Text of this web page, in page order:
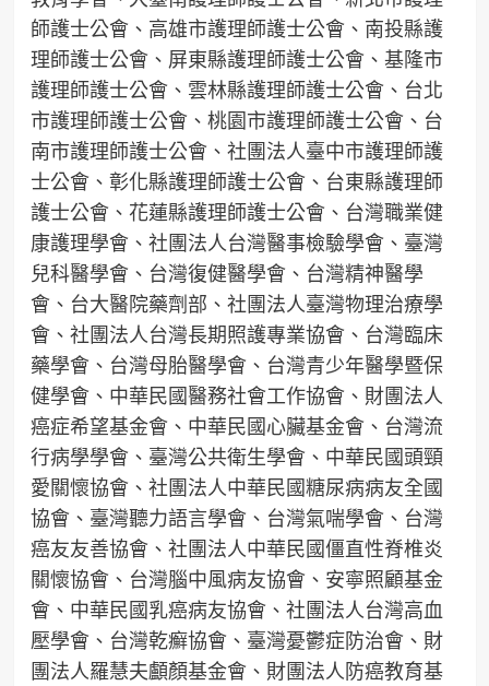
師護士公會、高雄市護理師護士公會、南投縣護
理師護士公會、屏東縣護理師護士公會、基隆市
護理師護士公會、雲林縣護理師護士公會、台北
市護理師護士公會、桃園市護理師護士公會、台
南市護理師護士公會、社團法人臺中市護理師護
士公會、彰化縣護理師護士公會、台東縣護理師
護士公會、花蓮縣護理師護士公會、台灣職業健
康護理學會、社團法人台灣醫事檢驗學會、臺灣
兒科醫學會、台灣復健醫學會、台灣精神醫學
會、台大醫院藥劑部、社團法人臺灣物理治療學
會、社團法人台灣長期照護專業協會、台灣臨床
藥學會、台灣母胎醫學會、台灣青少年醫學暨保
健學會、中華民國醫務社會工作協會、財團法人
癌症希望基金會、中華民國心臟基金會、台灣流
行病學學會、臺灣公共衛生學會、中華民國頭頸
愛關懷協會、社團法人中華民國糖尿病病友全國
協會、臺灣聽力語言學會、台灣氣喘學會、台灣
癌友友善協會、社團法人中華民國僵直性脊椎炎
關懷協會、台灣腦中風病友協會、安寧照顧基金
會、中華民國乳癌病友協會、社團法人台灣高血
壓學會、台灣乾癬協會、臺灣憂鬱症防治會、財
團法人羅慧夫顱顏基金會、財團法人防癌教育基